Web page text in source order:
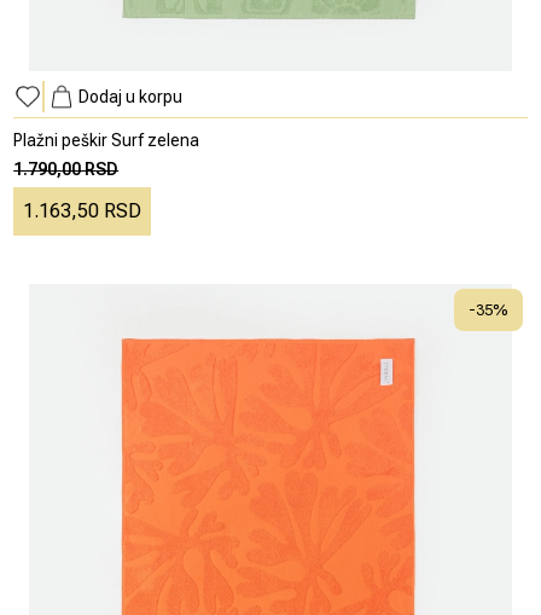
Dodaj u korpu
Plažni peškir Surf zelena
1.790,00 RSD
1.163,50 RSD
-35%